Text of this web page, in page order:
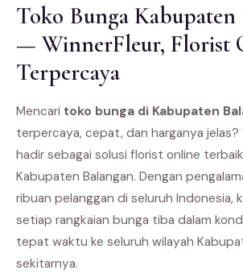
Toko Bunga Kabupaten
— WinnerFleur, Florist
Terpercaya
Mencari toko bunga di Kabupaten
terpercaya, cepat, dan harganya jelas?
hadir sebagai solusi florist online
Kabupaten Balangan. Dengan
ribuan pelanggan di seluruh Indonesia,
setiap rangkaian bunga tiba dalam
tepat waktu ke seluruh wilayah
sekitarnya.